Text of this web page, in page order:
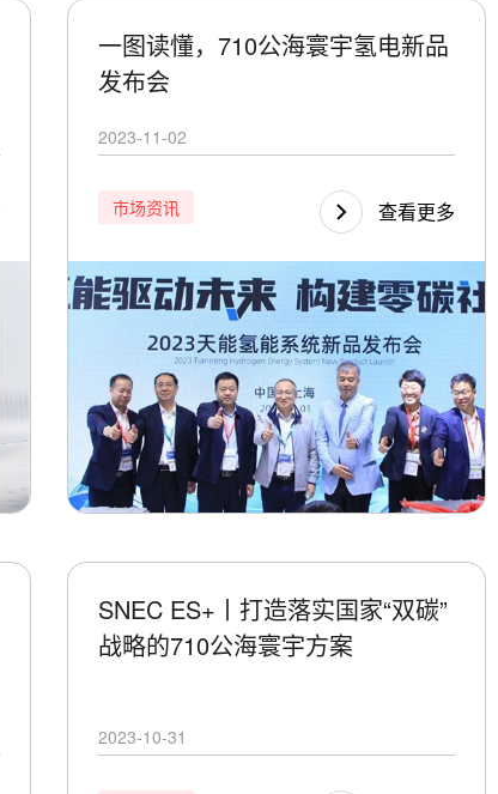
一图读懂，710公海寰宇氢电新品
发布会
2023-11-02
市场资讯 查看更多
SNEC ES+丨打造落实国家“双碳”
战略的710公海寰宇方案
2023-10-31